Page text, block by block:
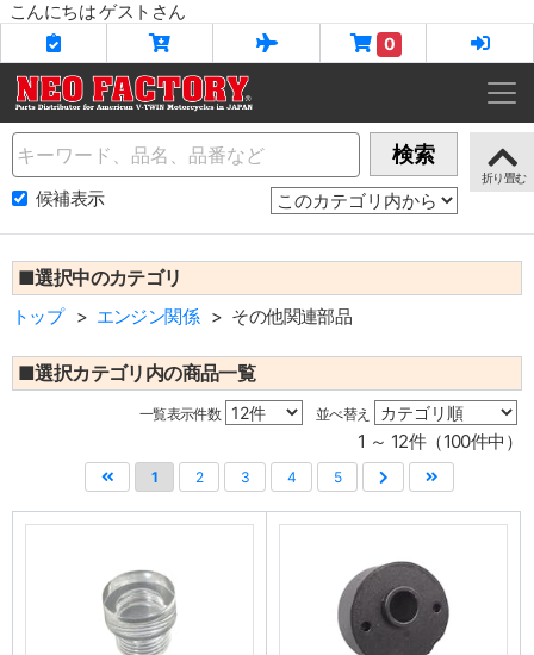
こんにちは ゲストさん
0
Name 検索
候補表示
■選択中のカテゴリ
トップ エンジン関係 その他関連部品
■選択カテゴリ内の商品一覧
一覧表示件数 並べ替え
1 ～ 12件（100件中）
1 2 3 4 5